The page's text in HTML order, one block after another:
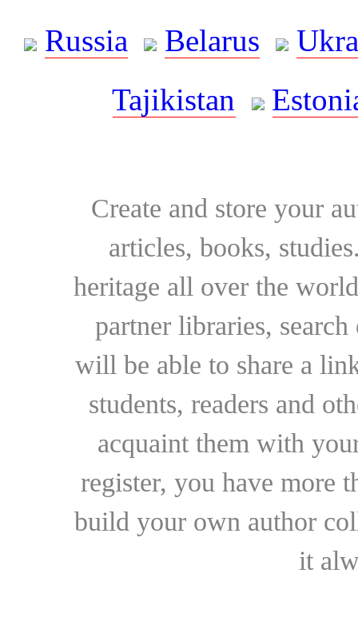
Russia
Belarus
Tajikistan
Create and store your
articles, books,
heritage all over the
partner libraries,
will be able to share a
students, readers and
acquaint them with
register, you have more
build your own author
it